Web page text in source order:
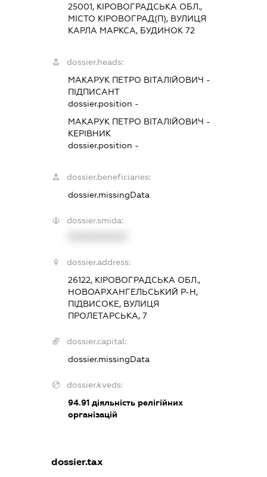
25001, КІРОВОГРАДСЬКА ОБЛ.,
МІСТО КІРОВОГРАД(П), ВУЛИЦЯ
КАРЛА МАРКСА, БУДИНОК 72
dossier.heads:
МАКАРУК ПЕТРО ВІТАЛІЙОВИЧ -
ПІДПИСАНТ
dossier.position -
МАКАРУК ПЕТРО ВІТАЛІЙОВИЧ -
КЕРІВНИК
dossier.position -
dossier.beneficiaries:
dossier.missingData
dossier.smida:
dossier.address:
26122, КІРОВОГРАДСЬКА ОБЛ.,
НОВОАРХАНГЕЛЬСЬКИЙ Р-Н,
ПІДВИСОКЕ, ВУЛИЦЯ
ПРОЛЕТАРСЬКА, 7
dossier.capital:
dossier.missingData
dossier.kveds:
94.91 діяльність релігійних
організацій
dossier.tax